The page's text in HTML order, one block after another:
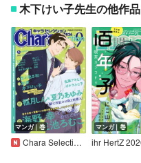
木下けい子先生の他作品
マンガ｜巻
Chara Selection 2026年9月号
マンガ｜巻